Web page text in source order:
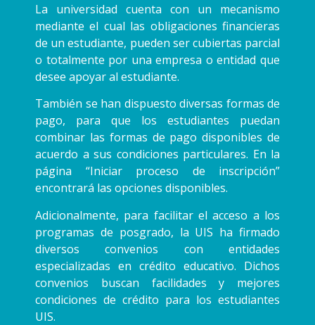
La universidad cuenta con un mecanismo
mediante el cual las obligaciones financieras
de un estudiante, pueden ser cubiertas parcial
o totalmente por una empresa o entidad que
desee apoyar al estudiante.
También se han dispuesto diversas formas de
pago, para que los estudiantes puedan
combinar las formas de pago disponibles de
acuerdo a sus condiciones particulares. En la
página “Iniciar proceso de inscripción”
encontrará las opciones disponibles.
Adicionalmente, para facilitar el acceso a los
programas de posgrado, la UIS ha firmado
diversos convenios con entidades
especializadas en crédito educativo. Dichos
convenios buscan facilidades y mejores
condiciones de crédito para los estudiantes
UIS.